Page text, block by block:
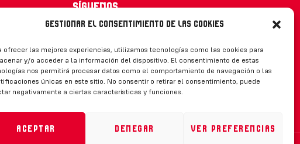
Gestionar el consentimiento de las cookies
ofrecer las mejores experiencias, utilizamos tecnologías como las cookies para
y/o acceder a la información del dispositivo. El consentimiento de estas
nos permitirá procesar datos como el comportamiento de navegación o las
únicas en este sitio. No consentir o retirar el consentimiento, puede
negativamente a ciertas características y funciones.
Aceptar Denegar Ver preferencias
Síguenos
CONTACTO